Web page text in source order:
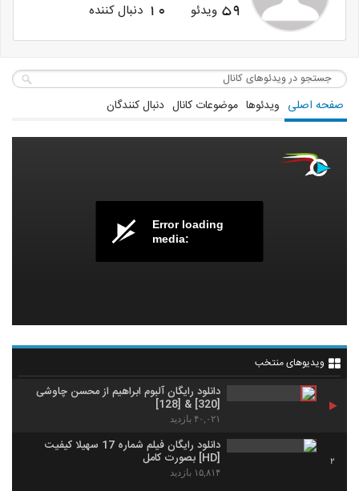
59 ویدئو 10 دنبال کننده
صفحه اصلی ویدئوها موضوعات کانال دنبال کنندگان
Error loading
media:
ویدیوهای منتخب
دانلود رایگان آلبوم ابراهیم از محسن چاوشی
[320] & [128]
۴۰,۰۲۱ بازدید
2
دانلود رایگان فیلم شماره 17 سهیلا کیفیت
[HD] بصورت کامل
۱۵,۸۱۴ بازدید